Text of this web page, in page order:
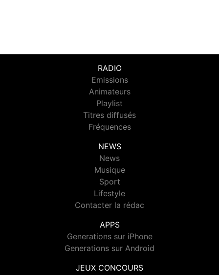
RADIO
Emissions
Animateurs
Playlist
Titres diffusés
Fréquences
NEWS
News
Musique
Sport
Lifestyle
Contacter la rédac
APPS
Generations sur iPhone
Generations sur Android
JEUX CONCOURS